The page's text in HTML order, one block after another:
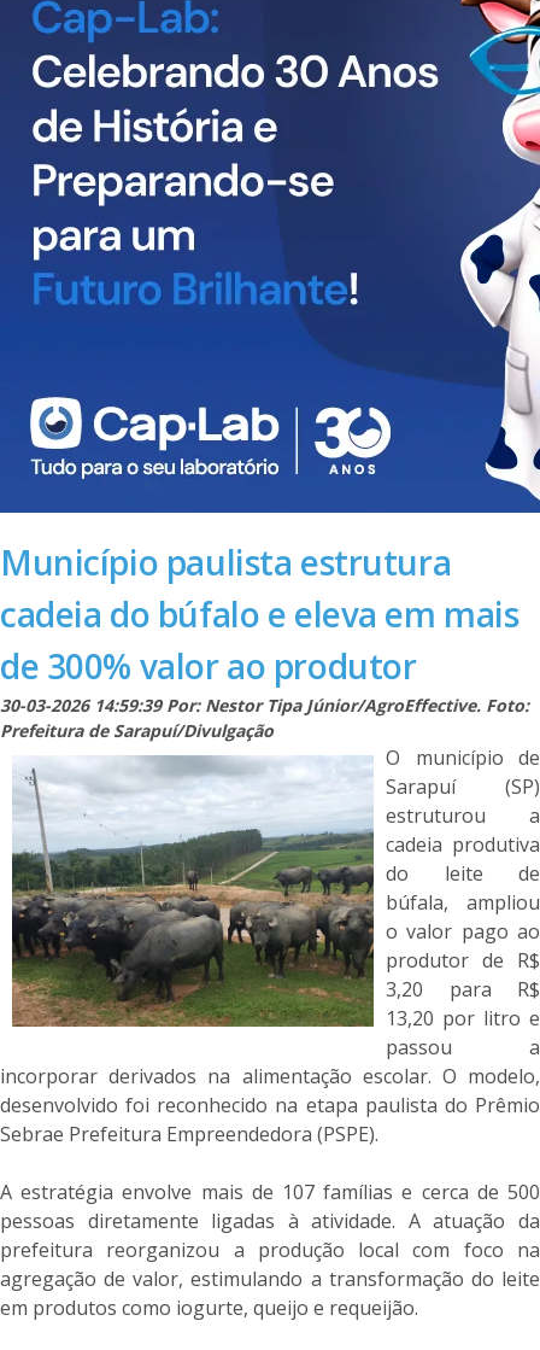
Município paulista estrutura
cadeia do búfalo e eleva em mais
de 300% valor ao produtor
30-03-2026 14:59:39 Por: Nestor Tipa Júnior/AgroEffective. Foto:
Prefeitura de Sarapuí/Divulgação
O município de
Sarapuí (SP)
estruturou a
cadeia produtiva
do leite de
búfala, ampliou
o valor pago ao
produtor de R$
3,20 para R$
13,20 por litro e
passou a
incorporar derivados na alimentação escolar. O modelo,
desenvolvido foi reconhecido na etapa paulista do Prêmio
Sebrae Prefeitura Empreendedora (PSPE).
A estratégia envolve mais de 107 famílias e cerca de 500
pessoas diretamente ligadas à atividade. A atuação da
prefeitura reorganizou a produção local com foco na
agregação de valor, estimulando a transformação do leite
em produtos como iogurte, queijo e requeijão.